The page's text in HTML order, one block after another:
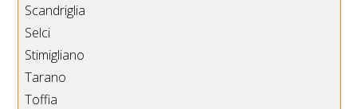
Scandriglia
Selci
Stimigliano
Tarano
Toffia